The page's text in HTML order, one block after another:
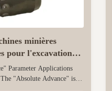
minières
pour l'excavation
Parameter Applications
"Absolute Advance" is a